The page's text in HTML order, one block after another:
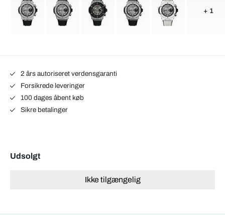
+ 1
2 års autoriseret verdensgaranti
Forsikrede leveringer
100 dages åbent køb
Sikre betalinger
Udsolgt
Ikke tilgængelig